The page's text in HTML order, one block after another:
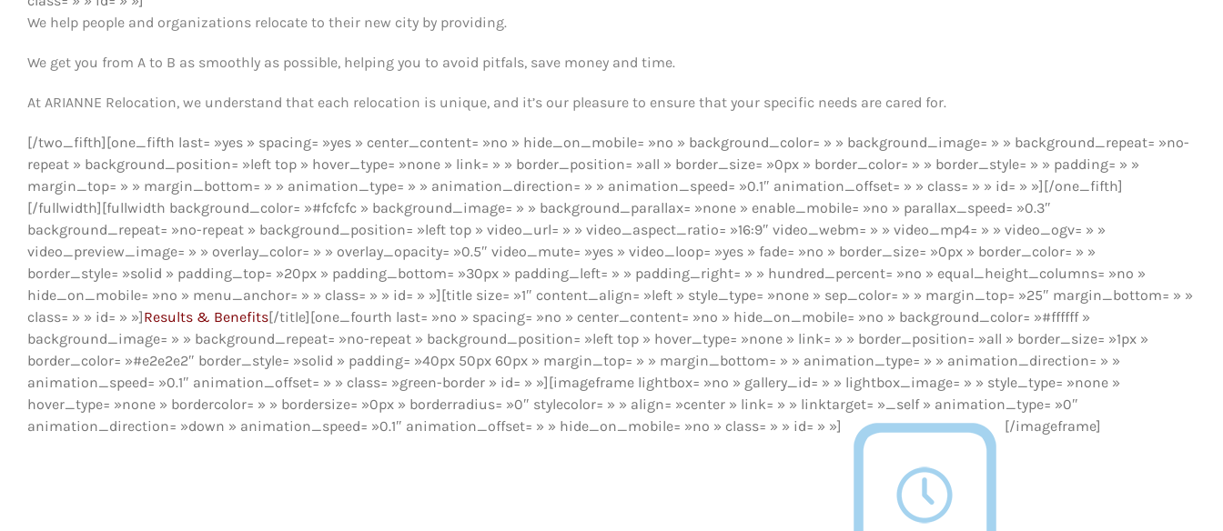
We help people and organizations relocate to their new city by providing.
We get you from A to B as smoothly as possible, helping you to avoid pitfals, save money and time.
At ARIANNE Relocation, we understand that each relocation is unique, and it’s our pleasure to ensure that your specific needs are cared for.
[/two_fifth][one_fifth last= »yes » spacing= »yes » center_content= »no » hide_on_mobile= »no » background_color= » » background_image= » » background_repeat= »no-
repeat » background_position= »left top » hover_type= »none » link= » » border_position= »all » border_size= »0px » border_color= » » border_style= » » padding= » »
margin_top= » » margin_bottom= » » animation_type= » » animation_direction= » » animation_speed= »0.1″ animation_offset= » » class= » » id= » »][/one_fifth]
[/fullwidth][fullwidth background_color= »#fcfcfc » background_image= » » background_parallax= »none » enable_mobile= »no » parallax_speed= »0.3″
background_repeat= »no-repeat » background_position= »left top » video_url= » » video_aspect_ratio= »16:9″ video_webm= » » video_mp4= » » video_ogv= » »
video_preview_image= » » overlay_color= » » overlay_opacity= »0.5″ video_mute= »yes » video_loop= »yes » fade= »no » border_size= »0px » border_color= » »
border_style= »solid » padding_top= »20px » padding_bottom= »30px » padding_left= » » padding_right= » » hundred_percent= »no » equal_height_columns= »no »
hide_on_mobile= »no » menu_anchor= » » class= » » id= » »][title size= »1″ content_align= »left » style_type= »none » sep_color= » » margin_top= »25″ margin_bottom= » »
class= » » id= » »]Results & Benefits[/title][one_fourth last= »no » spacing= »no » center_content= »no » hide_on_mobile= »no » background_color= »#ffffff »
background_image= » » background_repeat= »no-repeat » background_position= »left top » hover_type= »none » link= » » border_position= »all » border_size= »1px »
border_color= »#e2e2e2″ border_style= »solid » padding= »40px 50px 60px » margin_top= » » margin_bottom= » » animation_type= » » animation_direction= » »
animation_speed= »0.1″ animation_offset= » » class= »green-border » id= » »][imageframe lightbox= »no » gallery_id= » » lightbox_image= » » style_type= »none »
hover_type= »none » bordercolor= » » bordersize= »0px » borderradius= »0″ stylecolor= » » align= »center » link= » » linktarget= »_self » animation_type= »0″
animation_direction= »down » animation_speed= »0.1″ animation_offset= » » hide_on_mobile= »no » class= » » id= » »]
[/imageframe]